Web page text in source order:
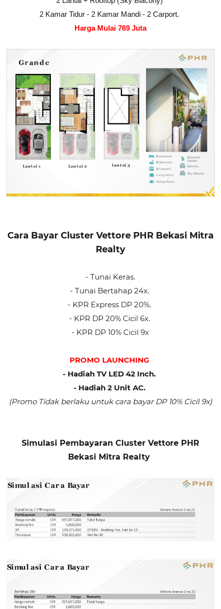
2 Kamar Tidur - 2 Kamar Mandi - 2 Carport.
Harga Mulai 769 Juta
Cara Bayar Cluster Vettore PHR Bekasi Mitra
Realty
- Tunai Keras.
- Tunai Bertahap 24x.
- KPR Express DP 20%.
- KPR DP 20% Cicil 6x.
- KPR DP 10% Cicil 9x
PROMO LAUNCHING
- Hadiah TV LED 42 Inch.
- Hadiah 2 Unit AC.
(Promo Tidak berlaku untuk cara bayar DP 10% Cicil 9x)
Simulasi Pembayaran Cluster Vettore PHR
Bekasi Mitra Realty